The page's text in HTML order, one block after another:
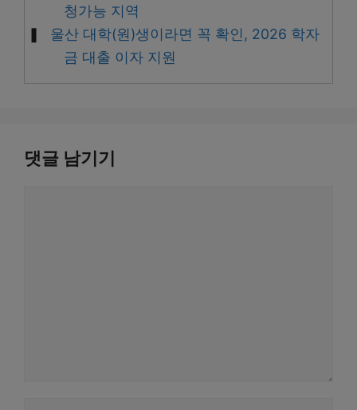
청가능 지역
울산 대학(원)생이라면 꼭 확인, 2026 학자
금 대출 이자 지원
댓글 남기기